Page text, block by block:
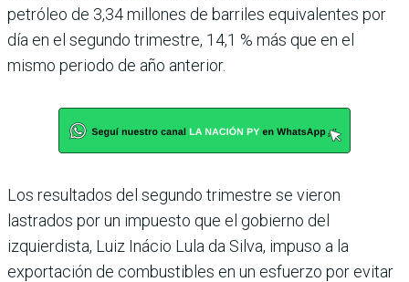
petróleo de 3,34 millones de barriles equivalentes por
día en el segundo trimestre, 14,1 % más que en el
mismo periodo de año anterior.
Los resultados del segundo trimestre se vieron
lastrados por un impuesto que el gobierno del
izquierdista, Luiz Inácio Lula da Silva, impuso a la
exportación de combustibles en un esfuerzo por evitar